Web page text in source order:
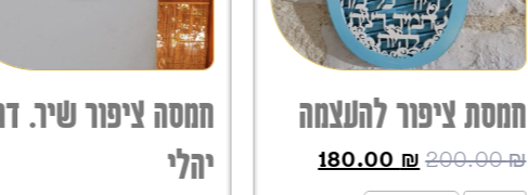
חמסת ציפור להעצמה
200.00₪
180.00 ₪
חמסה ציפור שיר.
יהלי